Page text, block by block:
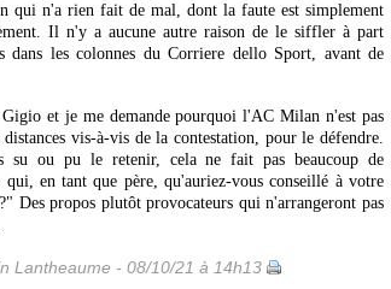
qui n'a rien fait de mal, dont la faute est simplement
Il n'y a aucune autre raison de le siffler à part
dans les colonnes du Corriere dello Sport, avant de
et je me demande pourquoi l'AC Milan n'est pas
vis-à-vis de la contestation, pour le défendre.
ou pu le retenir, cela ne fait pas beaucoup de
en tant que père, qu'auriez-vous conseillé à votre
Des propos plutôt provocateurs qui n'arrangeront pas
Lantheaume - 08/10/21 à 14h13